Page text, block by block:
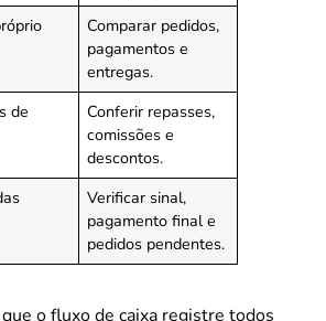
Comparar pedidos,
pagamentos e
entregas.
de
Conferir repasses,
comissões e
descontos.
Verificar sinal,
pagamento final e
pedidos pendentes.
o fluxo de caixa registre todos